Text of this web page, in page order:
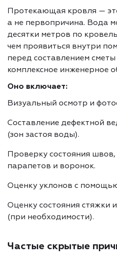
Протекающая кровля —
а не первопричина. Вода
десятки метров по
чем проявиться внутри
перед составлением
комплексное инженерное
Оно включает:
Визуальный осмотр и
Составление дефектной
(зон застоя воды).
Проверку состояния
парапетов и воронок.
Оценку уклонов с
Оценку состояния стяжки
(при необходимости).
Частые скрытые